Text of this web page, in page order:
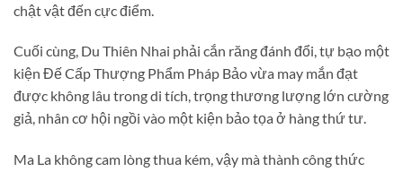
chật vật đến cực điểm.
Cuối cùng, Du Thiên Nhai phải cắn răng đánh đổi, tự bạo một
kiện Đế Cấp Thượng Phẩm Pháp Bảo vừa may mắn đạt
được không lâu trong di tích, trọng thương lượng lớn cường
giả, nhân cơ hội ngồi vào một kiện bảo tọa ở hàng thứ tư.
Ma La không cam lòng thua kém, vậy mà thành công thức